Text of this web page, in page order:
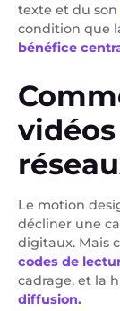
texte et du son
condition que
bénéfice
Le motion
décliner une
digitaux. Mais
codes de
cadrage, et la
diffusion.